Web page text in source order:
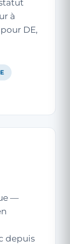
à
DE,
—
depuis